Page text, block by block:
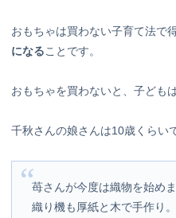
おもちゃは買わない子育て法で
になることです。
おもちゃを買わないと、子ども
千秋さんの娘さんは10歳くらい
苺さんが今度は織物を始めま
織り機も厚紙と木で手作り。